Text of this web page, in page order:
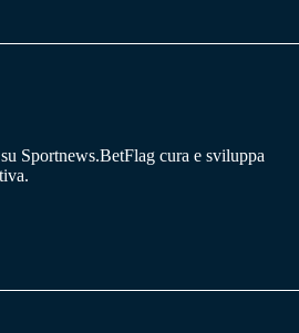
Sportnews.BetFlag cura e sviluppa